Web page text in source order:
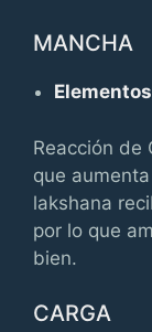
MANCHA
Elementos
Reacción de
que
lakshana
por lo que
bien.
CARGA